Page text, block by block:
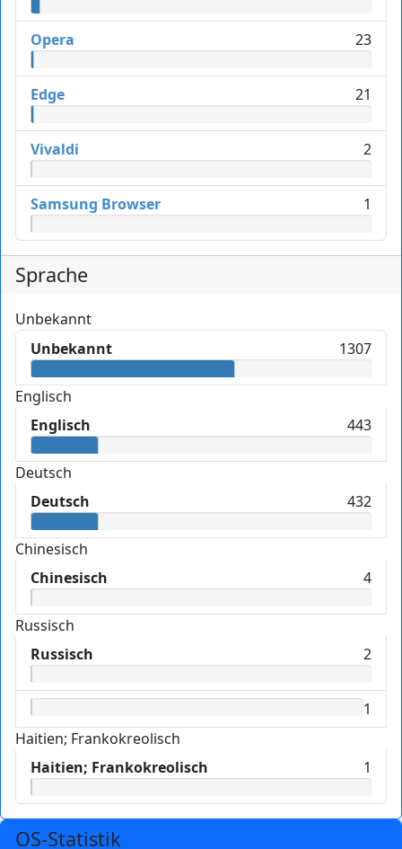
Opera 23
Edge 21
Vivaldi 2
Samsung Browser 1
Sprache
Unbekannt
Unbekannt
1307
Englisch
Englisch
443
Deutsch
Deutsch
432
Chinesisch
Chinesisch
4
Russisch
Russisch
2
1
Haitien; Frankokreolisch
Haitien; Frankokreolisch
1
OS-Statistik